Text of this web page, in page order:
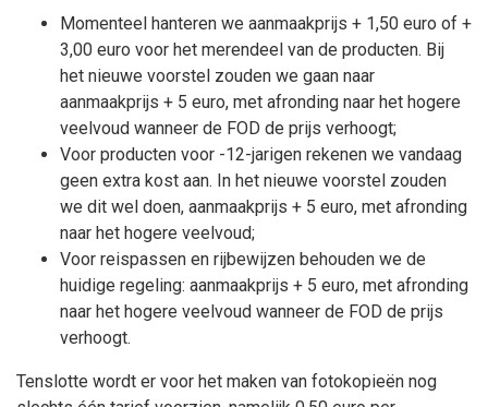
Momenteel hanteren we aanmaakprijs + 1,50 euro of +
3,00 euro voor het merendeel van de producten. Bij
het nieuwe voorstel zouden we gaan naar
aanmaakprijs + 5 euro, met afronding naar het hogere
veelvoud wanneer de FOD de prijs verhoogt;
Voor producten voor -12-jarigen rekenen we vandaag
geen extra kost aan. In het nieuwe voorstel zouden
we dit wel doen, aanmaakprijs + 5 euro, met afronding
naar het hogere veelvoud;
Voor reispassen en rijbewijzen behouden we de
huidige regeling: aanmaakprijs + 5 euro, met afronding
naar het hogere veelvoud wanneer de FOD de prijs
verhoogt.
Tenslotte wordt er voor het maken van fotokopieën nog